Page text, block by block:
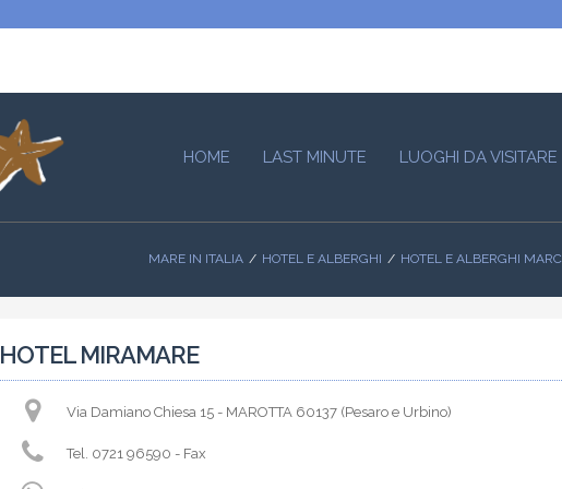
HOME LAST MINUTE LUOGHI DA VISITARE
MARE IN ITALIA HOTEL E ALBERGHI HOTEL E ALBERGHI
HOTEL MIRAMARE
Via Damiano Chiesa 15 - MAROTTA 60137 (Pesaro e Urbino)
Tel. 0721 96590 - Fax